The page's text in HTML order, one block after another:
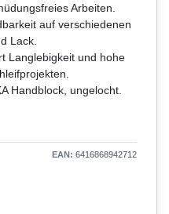
Arbeiten.
auf verschiedenen
Lack.
Langlebigkeit und hohe
Handblock, ungelocht.
EAN: 6416868942712